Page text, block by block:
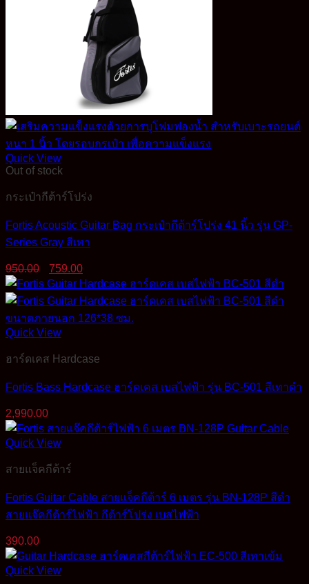
Quick View
Out of stock
กระเป๋ากีต้าร์โปร่ง
Fortis Acoustic Guitar Bag กระเป๋ากีต้าร์โปร่ง 41 นิ้ว รุ่น GP-
Series Gray สีเทา
950.00
Original
price
was:
950.00฿.
759.00
price
is:
759.00฿.
Quick View
ฮาร์ดเคส Hardcase
Fortis Bass Hardcase ฮาร์ดเคส เบสไฟฟ้า รุ่น BC-501 สีเทาดำ
2,990.00
Quick View
สายแจ็คกีต้าร์
Fortis Guitar Cable สายแจ็คกีต้าร์ 6 เมตร รุ่น BN-128P สีดำ
สายแจ๊คกีต้าร์ไฟฟ้า กีต้าร์โปร่ง เบสไฟฟ้า
390.00
Quick View